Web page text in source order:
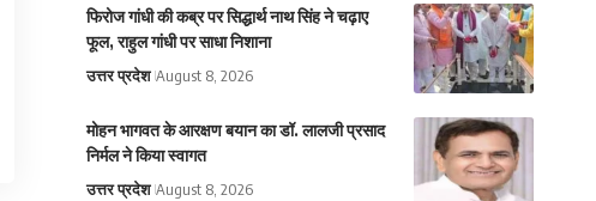
फिरोज गांधी की कब्र पर सिद्धार्थ नाथ सिंह ने चढ़ाए
फूल, राहुल गांधी पर साधा निशाना
उत्तर प्रदेश August 8, 2026
मोहन भागवत के आरक्षण बयान का डॉ. लालजी प्रसाद
निर्मल ने किया स्वागत
उत्तर प्रदेश August 8, 2026